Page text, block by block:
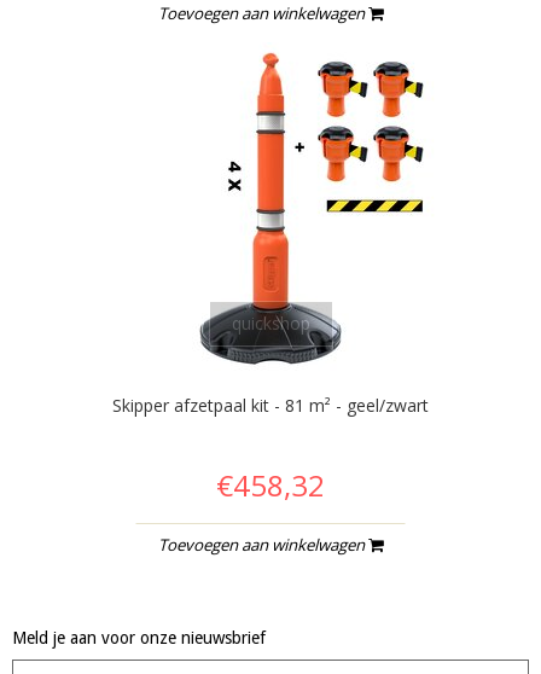
Toevoegen aan winkelwagen
quickshop
Skipper afzetpaal kit - 81 m² - geel/zwart
€458,32
Toevoegen aan winkelwagen
Meld je aan voor onze nieuwsbrief